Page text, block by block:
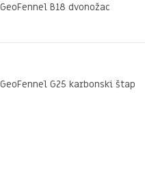
GeoFennel B18 dvonožac
GeoFennel G25 karbonski štap